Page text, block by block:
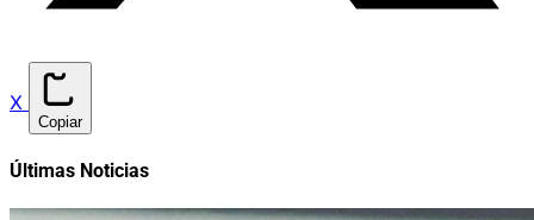
X
Copiar
Últimas Noticias